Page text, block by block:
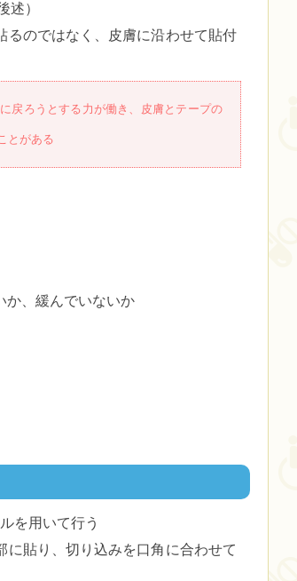
述）
るのではなく、皮膚に沿わせて貼付
戻ろうとする力が働き、皮膚とテープの
とがある
か、緩んでいないか
を用いて行う
貼り、切り込みを口角に合わせて